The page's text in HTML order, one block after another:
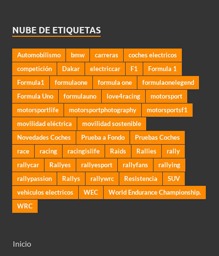
NUBE DE ETIQUETAS
Automobilismo bmw carreras
coches electricos
competición
Dakar electriccar F1
Formula 1
Formula1
formulaone formula one
formulaonelegend
Formula Uno
formulauno love4racing
motorsport
motorsportlife
motorsportphotography
motorsportsf1
movilidad eléctrica
movilidad sostenible
Novedades Coches
Prueba a Fondo
Pruebas Coches
race
racing racingislife Raids Rallies
rally
rallycar
Rallyes rallyesport rallyfans
rallying
rallypassion
Rallys rallywrc Resistencia
SUV
vehiculos electricos
WEC
World Endurance Championship.
WRC
Inicio